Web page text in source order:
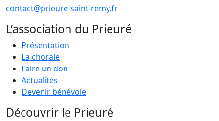
contact@prieure-saint-remy.fr
L’association du Prieuré
Présentation
La chorale
Faire un don
Actualités
Devenir bénévole
Découvrir le Prieuré